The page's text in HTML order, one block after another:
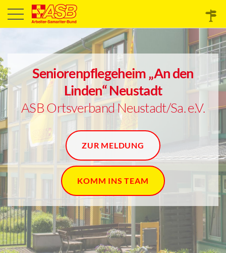
Seniorenpflegeheim „An den
Linden“ Neustadt
ASB Ortsverband Neustadt/Sa. e.V.
ZUR MELDUNG
KOMM INS TEAM